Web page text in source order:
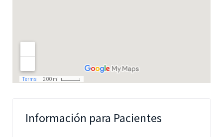
Información para Pacientes